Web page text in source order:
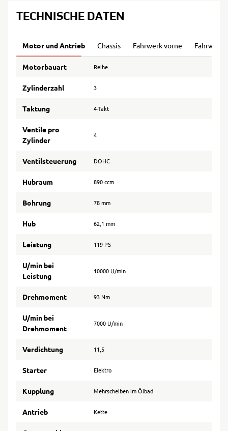
TECHNISCHE DATEN
Motor und Antrieb Chassis Fahrwerk vorne Fahrwerk
Motorbauart Reihe
Zylinderzahl 3
Taktung 4-Takt
Ventile pro
Zylinder
4
Ventilsteuerung DOHC
Hubraum 890 ccm
Bohrung 78 mm
Hub 62,1 mm
Leistung 119 PS
U/min bei
Leistung
10000 U/min
Drehmoment 93 Nm
U/min bei
Drehmoment
7000 U/min
Verdichtung 11,5
Starter Elektro
Kupplung Mehrscheiben im Ölbad
Antrieb Kette